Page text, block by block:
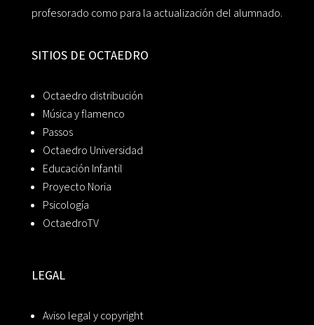
profesorado como para la actualización del alumnado.
SITIOS DE OCTAEDRO
Octaedro distribución
Música y flamenco
Passos
Octaedro Universidad
Educación Infantil
Proyecto Noria
Psicología
OctaedroTV
LEGAL
Aviso legal y copyright